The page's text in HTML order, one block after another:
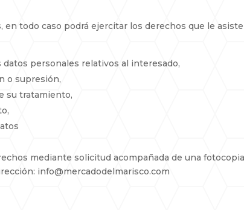
en todo caso podrá ejercitar los derechos que le
personales relativos al interesado,
o supresión,
su tratamiento,
mediante solicitud acompañada de una
info@mercadodelmarisco.com